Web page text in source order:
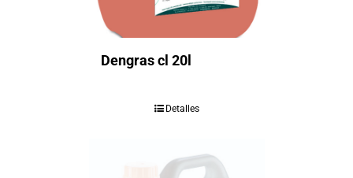
Dengras cl 20l
Detalles